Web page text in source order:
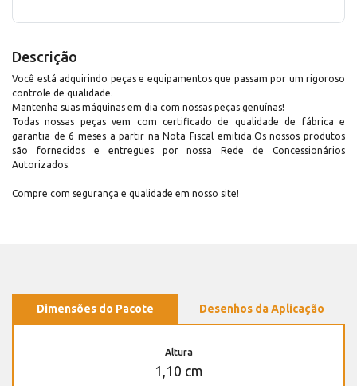
Descrição
Você está adquirindo peças e equipamentos que passam por um rigoroso
controle de qualidade.
Mantenha suas máquinas em dia com nossas peças genuínas!
Todas nossas peças vem com certificado de qualidade de fábrica e
garantia de 6 meses a partir na Nota Fiscal emitida.Os nossos produtos
são fornecidos e entregues por nossa Rede de Concessionários
Autorizados.
Compre com segurança e qualidade em nosso site!
Dimensões do Pacote Desenhos da Aplicação
Altura
1,10 cm